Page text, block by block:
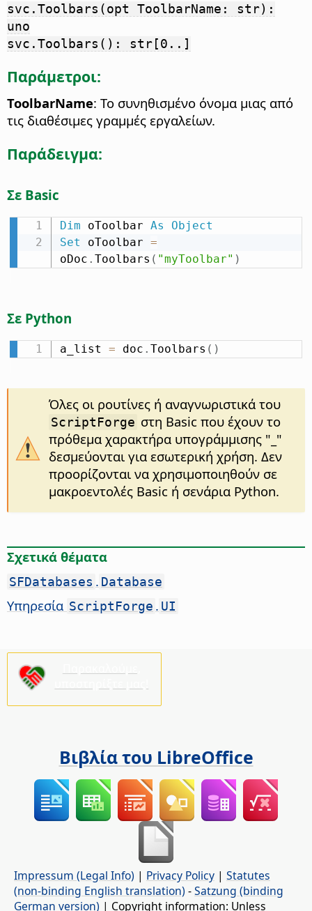
svc.Toolbars(opt ToolbarName: str):
uno
svc.Toolbars(): str[0..]
Παράμετροι:
ToolbarName: Το συνηθισμένο όνομα μιας από
τις διαθέσιμες γραμμές εργαλείων.
Παράδειγμα:
Σε Basic
Dim oToolbar As
Object
Set oToolbar =
oDoc . Toolbars ( "myToolbar" )
Σε Python
a_list = doc . Toolbars ( )
Όλες οι ρουτίνες ή αναγνωριστικά του
ScriptForge στη Basic που έχουν το
πρόθεμα χαρακτήρα υπογράμμισης "_"
δεσμεύονται για εσωτερική χρήση. Δεν
προορίζονται να χρησιμοποιηθούν σε
μακροεντολές Basic ή σενάρια Python.
Σχετικά θέματα
SFDatabases . Database
Υπηρεσία ScriptForge . UI
Βιβλία του LibreOffice
Impressum (Legal Info) | Privacy Policy | Statutes
(non-binding English translation) -Satzung (binding
German version) | Copyright information: Unless